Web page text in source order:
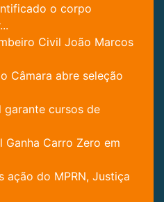
o corpo
Civil João Marcos
Câmara abre seleção
garante cursos de
Carro Zero em
ação do MPRN, Justiça